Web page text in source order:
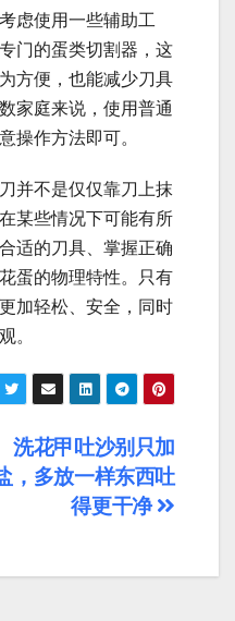
虑使用一些辅助工
门的蛋类切割器，这
方便，也能减少刀具
家庭来说，使用普通
操作方法即可。
并不是仅仅靠刀上抹
某些情况下可能有所
适的刀具、掌握正确
蛋的物理特性。只有
加轻松、安全，同时
。
洗花甲吐沙别只加
，多放一样东西吐
得更干净